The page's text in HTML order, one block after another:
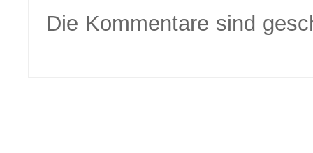
Die Kommentare sind